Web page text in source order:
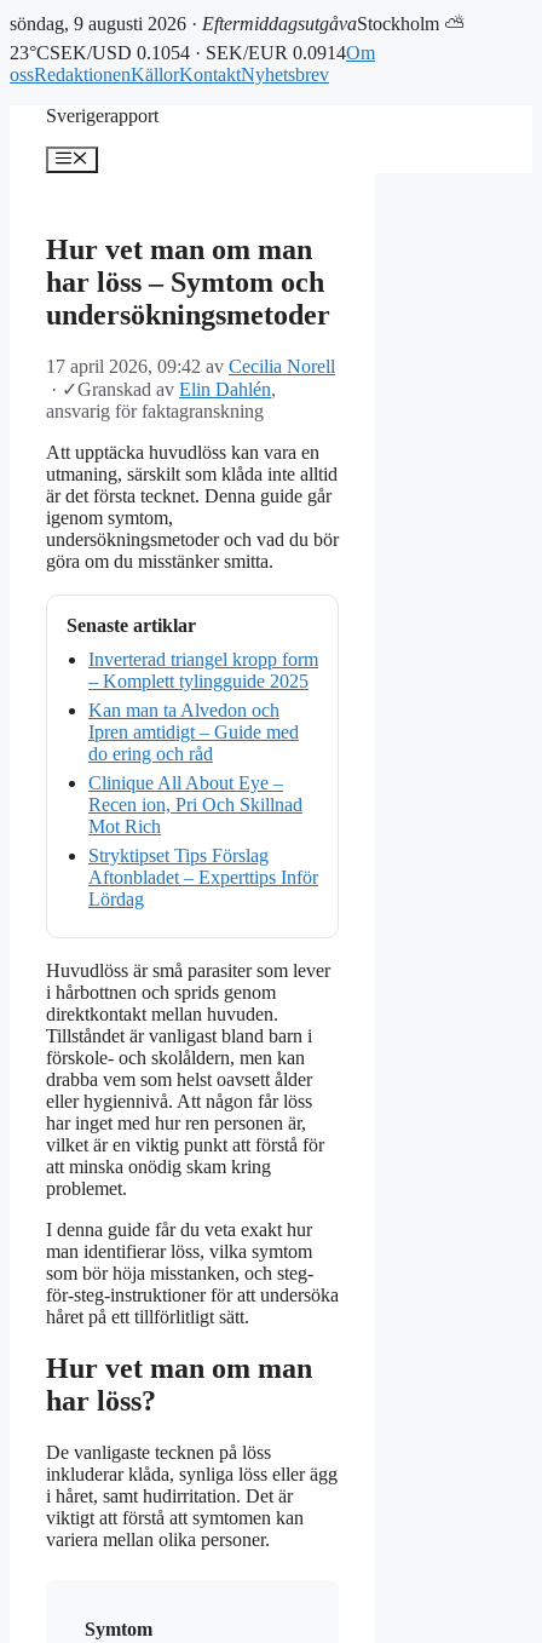
söndag, 9 augusti 2026 · EftermiddagsutgåvaStockholm ⛅
23°CSEK/USD 0.1054 · SEK/EUR 0.0914Om
ossRedaktionenKällorKontaktNyhetsbrev
Sverigerapport
Meny
Hur vet man om man
har löss – Symtom och
undersökningsmetoder
17 april 2026, 09:42 av Cecilia Norell
· ✓Granskad av Elin Dahlén,
ansvarig för faktagranskning
Att upptäcka huvudlöss kan vara en
utmaning, särskilt som klåda inte alltid
är det första tecknet. Denna guide går
igenom symtom,
undersökningsmetoder och vad du bör
göra om du misstänker smitta.
Senaste artiklar
Inverterad triangel kropp form
– Komplett tylingguide 2025
Kan man ta Alvedon och
Ipren amtidigt – Guide med
do ering och råd
Clinique All About Eye –
Recen ion, Pri Och Skillnad
Mot Rich
Stryktipset Tips Förslag
Aftonbladet – Experttips Inför
Lördag
Huvudlöss är små parasiter som lever
i hårbottnen och sprids genom
direktkontakt mellan huvuden.
Tillståndet är vanligast bland barn i
förskole- och skolåldern, men kan
drabba vem som helst oavsett ålder
eller hygiennivå. Att någon får löss
har inget med hur ren personen är,
vilket är en viktig punkt att förstå för
att minska onödig skam kring
problemet.
I denna guide får du veta exakt hur
man identifierar löss, vilka symtom
som bör höja misstanken, och steg-
för-steg-instruktioner för att undersöka
håret på ett tillförlitligt sätt.
Hur vet man om man
har löss?
De vanligaste tecknen på löss
inkluderar klåda, synliga löss eller ägg
i håret, samt hudirritation. Det är
viktigt att förstå att symtomen kan
variera mellan olika personer.
Symtom